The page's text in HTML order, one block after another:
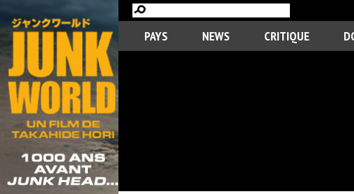
PAYS NEWS CRITIQUE